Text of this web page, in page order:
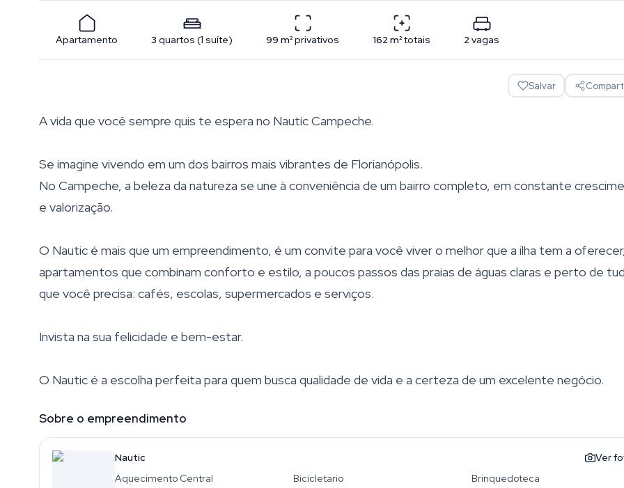
Apartamento 3 quartos (1 suíte) 99 m²privativos 162 m²totais 2 vagas
Salvar
A vida que você sempre quis te espera no Nautic Campeche.
Se imagine vivendo em um dos bairros mais vibrantes de Florianópolis.
No Campeche, a beleza da natureza se une à conveniência de um bairro completo, em constante
e valorização.
O Nautic é mais que um empreendimento, é um convite para você viver o melhor que a ilha tem a oferecer,
apartamentos que combinam conforto e estilo, a poucos passos das praias de águas claras e perto de
que você precisa: cafés, escolas, supermercados e serviços.
Invista na sua felicidade e bem-estar.
O Nautic é a escolha perfeita para quem busca qualidade de vida e a certeza de um excelente negócio.
Sobre o empreendimento
Nautic
Ver
Aquecimento Central
Bicicletario
Brinquedoteca